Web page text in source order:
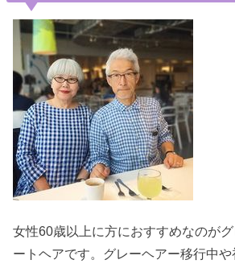
女性60歳以上に方におすすめなのが
ートヘアです。グレーヘアー移行中